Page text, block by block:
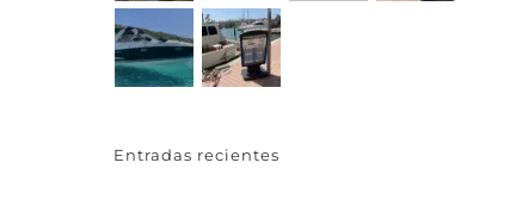
Entradas recientes